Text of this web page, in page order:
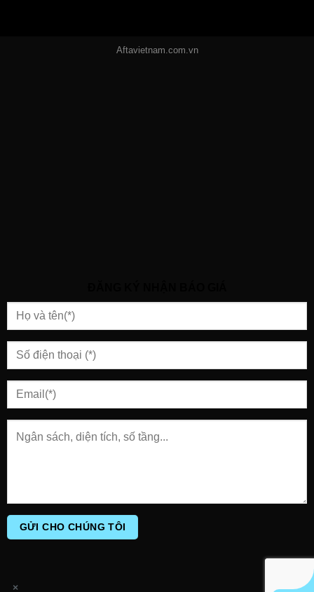
Aftavietnam.com.vn
×